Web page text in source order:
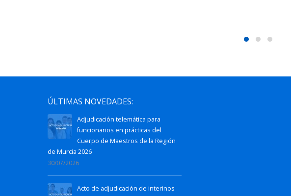
ÚLTIMAS NOVEDADES:
Adjudicación telemática para
funcionarios en prácticas del
Cuerpo de Maestros de la Región
de Murcia 2026
30/07/2026
Acto de adjudicación de interinos